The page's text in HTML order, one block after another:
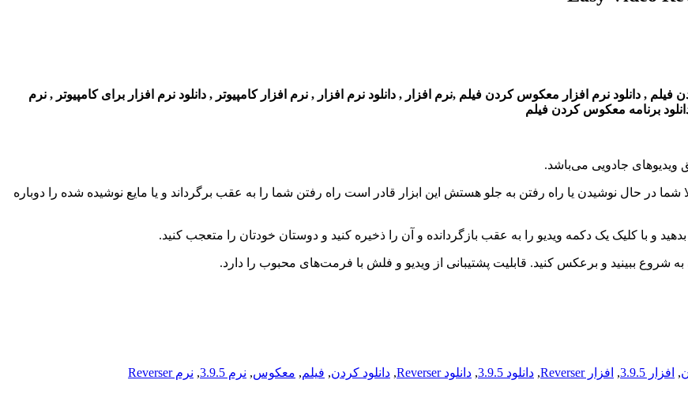
نرم افزار معکوس کردن فیلم ,نرم افزار , دانلود نرم افزار , نرم افزار کامپیوتر , دانلود نرم افزار برای کامپیوتر , نرم
برنامه معکوس کردن فیلم
در حال نوشیدن یا راه رفتن به جلو هستش این ابزار قادر است راه رفتن شما را به عقب برگرداند و یا مایع نوشیده شده را دوباره
بدهید و با کلیک یک دکمه ویدیو را به عقب بازگردانده و آن را ذخیره کنید و دوستان خودتان را متعجب کنید.
به شروع ببینید و برعکس کنید. قابلیت پشتیبانی از ویدیو و فلش با فرمت‌های محبوب را دارد.
, افزار 3.9.5 , افزار Reverser , دانلود 3.9.5 , دانلود Reverser , دانلود کردن, فیلم, معکوس, نرم 3.9.5 , نرم Reverser